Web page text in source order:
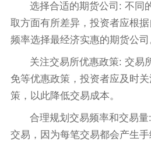
选择合适的期货公司: 不同
取方面有所差异，投资者应根
频率选择最经济实惠的期货公司
关注交易所优惠政策: 交易
免等优惠政策，投资者应及时
策，以此降低交易成本。
合理规划交易频率和交易
交易，因为每笔交易都会产生